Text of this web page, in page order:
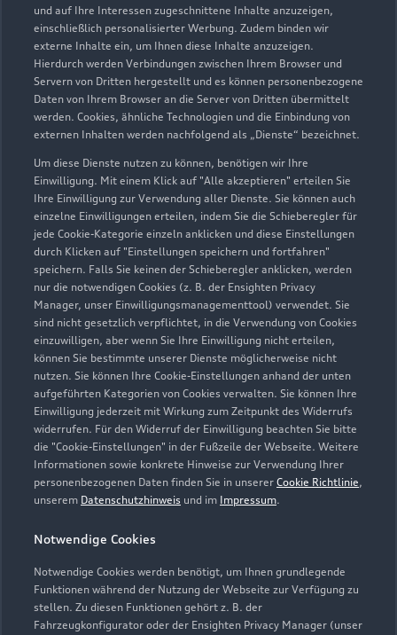
und auf Ihre Interessen zugeschnittene Inhalte anzuzeigen,
einschließlich personalisierter Werbung. Zudem binden wir
externe Inhalte ein, um Ihnen diese Inhalte anzuzeigen.
Hierdurch werden Verbindungen zwischen Ihrem Browser und
Servern von Dritten hergestellt und es können personenbezogene
Daten von Ihrem Browser an die Server von Dritten übermittelt
werden. Cookies, ähnliche Technologien und die Einbindung von
externen Inhalten werden nachfolgend als „Dienste“ bezeichnet.
Um diese Dienste nutzen zu können, benötigen wir Ihre
Einwilligung. Mit einem Klick auf "Alle akzeptieren" erteilen Sie
Ihre Einwilligung zur Verwendung aller Dienste. Sie können auch
einzelne Einwilligungen erteilen, indem Sie die Schieberegler für
jede Cookie-Kategorie einzeln anklicken und diese Einstellungen
durch Klicken auf "Einstellungen speichern und fortfahren"
speichern. Falls Sie keinen der Schieberegler anklicken, werden
nur die notwendigen Cookies (z. B. der Ensighten Privacy
Manager, unser Einwilligungsmanagementtool) verwendet. Sie
sind nicht gesetzlich verpflichtet, in die Verwendung von Cookies
einzuwilligen, aber wenn Sie Ihre Einwilligung nicht erteilen,
können Sie bestimmte unserer Dienste möglicherweise nicht
nutzen. Sie können Ihre Cookie-Einstellungen anhand der unten
aufgeführten Kategorien von Cookies verwalten. Sie können Ihre
Einwilligung jederzeit mit Wirkung zum Zeitpunkt des Widerrufs
widerrufen. Für den Widerruf der Einwilligung beachten Sie bitte
die "Cookie-Einstellungen" in der Fußzeile der Webseite. Weitere
Informationen sowie konkrete Hinweise zur Verwendung Ihrer
personenbezogenen Daten finden Sie in unserer Cookie Richtlinie,
unserem Datenschutzhinweis und im Impressum.
Notwendige Cookies
Notwendige Cookies werden benötigt, um Ihnen grundlegende
Funktionen während der Nutzung der Webseite zur Verfügung zu
stellen. Zu diesen Funktionen gehört z. B. der
Fahrzeugkonfigurator oder der Ensighten Privacy Manager (unser
Düsseldorfer Straße 189-191
40822 Mettmann
02104 96440
info_53@gottfried-schultz.de
Kontaktdaten herunterladen
Öffnungszeiten
Verkauf
Geschlossen,öffnet am Montag 08:30
Service
Geschlossen,öffnet amMontag 07:00
Geschlossen,öffnet am